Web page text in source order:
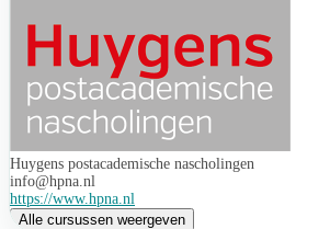
Huygens postacademische nascholingen
info@hpna.nl
https://www.hpna.nl
Alle cursussen weergeven